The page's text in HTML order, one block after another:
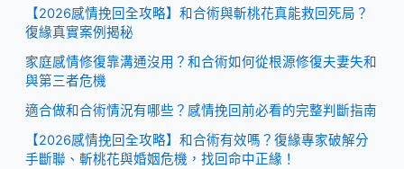
【2026感情挽回全攻略】和合術與斬桃花真能救回死局？
復緣真實案例揭秘
家庭感情修復靠溝通沒用？和合術如何從根源修復夫妻失和
與第三者危機
適合做和合術情況有哪些？感情挽回前必看的完整判斷指南
【2026感情挽回全攻略】和合術有效嗎？復緣專家破解分
手斷聯、斬桃花與婚姻危機，找回命中正緣！